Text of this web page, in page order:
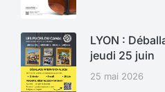
LYON :
jeudi 25 juin
25 mai 2026